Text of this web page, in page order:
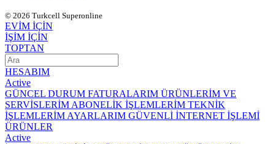
© 2026 Turkcell Superonline
EVİM İÇİN
İŞİM İÇİN
TOPTAN
HESABIM
Active
GÜNCEL DURUM FATURALARIM ÜRÜNLERİM VE
SERVİSLERİM ABONELİK İŞLEMLERİM TEKNİK
İŞLEMLERİM AYARLARIM GÜVENLİ İNTERNET İŞLEMİ
ÜRÜNLER
Active